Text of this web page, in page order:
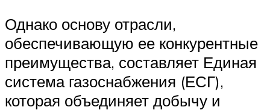
Однако основу отрасли,
обеспечивающую ее конкурентные
преимущества, составляет Единая
система газоснабжения (ЕСГ),
которая объединяет добычу и